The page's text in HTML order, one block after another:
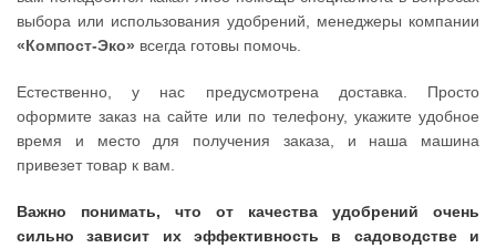
выбора или использования удобрений, менеджеры компании
«Компост-Эко» всегда готовы помочь.
Естественно, у нас предусмотрена доставка. Просто
оформите заказ на сайте или по телефону, укажите удобное
время и место для получения заказа, и наша машина
привезет товар к вам.
Важно понимать, что от качества удобрений очень
сильно зависит их эффективность в садоводстве и